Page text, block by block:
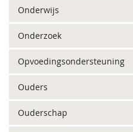
Onderwijs
Onderzoek
Opvoedingsondersteuning
Ouders
Ouderschap